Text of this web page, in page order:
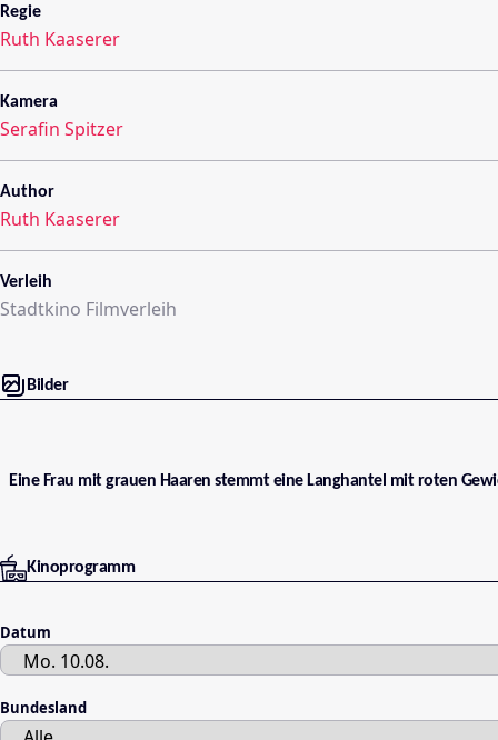
Regie
Ruth Kaaserer
Kamera
Serafin Spitzer
Author
Ruth Kaaserer
Verleih
Stadtkino Filmverleih
Bilder
Eine Frau mit grauen Haaren stemmt eine Langhantel mit roten
Kinoprogramm
Datum
Bundesland